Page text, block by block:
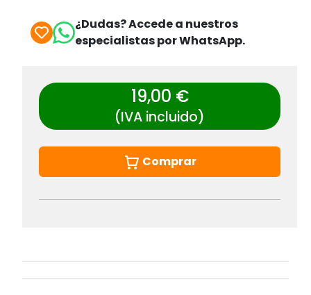
¿Dudas? Accede a nuestros
especialistas por WhatsApp.
19,00 €
(IVA incluido)
Comprar